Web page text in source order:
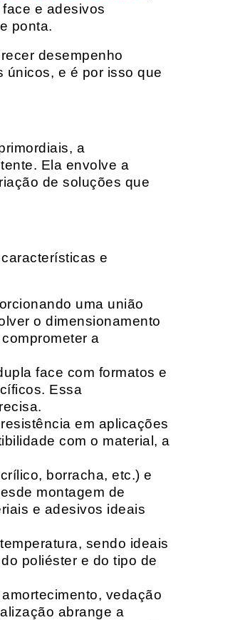
e adesivos
ponta.
desempenho
únicos, e é por isso que
a
Ela envolve a
de soluções que
e
uma união
o dimensionamento
a
face com formatos e
Essa
em aplicações
com o material, a
borracha, etc.) e
montagem de
e adesivos ideais
sendo ideais
poliéster e do tipo de
vedação
abrange a